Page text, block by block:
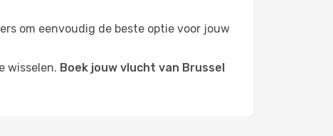
om eenvoudig de beste optie voor jouw
wisselen. Boek jouw vlucht van Brussel